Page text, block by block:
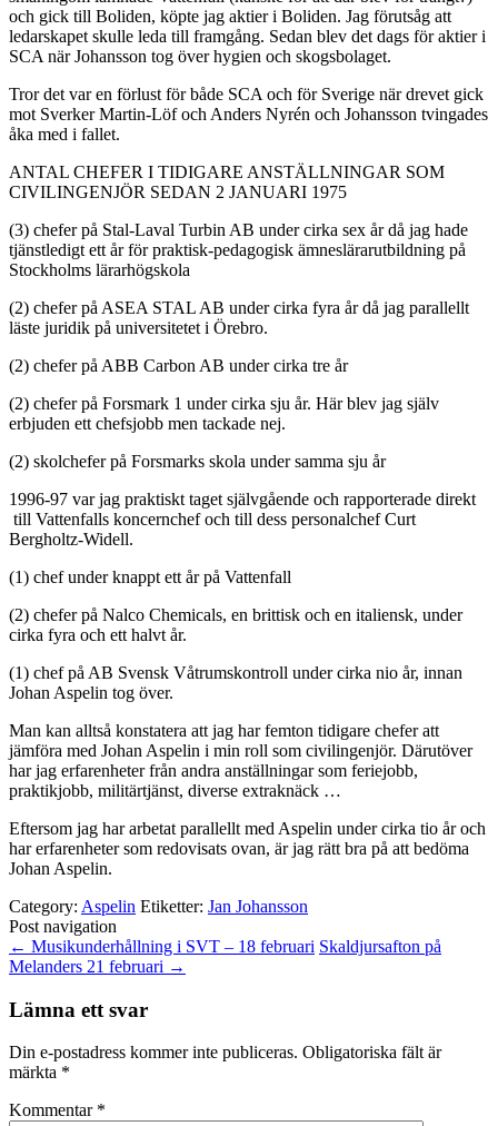
och gick till Boliden, köpte jag aktier i Boliden. Jag förutsåg att
ledarskapet skulle leda till framgång. Sedan blev det dags för aktier i
SCA när Johansson tog över hygien och skogsbolaget.
Tror det var en förlust för både SCA och för Sverige när drevet gick
mot Sverker Martin-Löf och Anders Nyrén och Johansson tvingades
åka med i fallet.
ANTAL CHEFER I TIDIGARE ANSTÄLLNINGAR SOM
CIVILINGENJÖR SEDAN 2 JANUARI 1975
(3) chefer på Stal-Laval Turbin AB under cirka sex år då jag hade
tjänstledigt ett år för praktisk-pedagogisk ämneslärarutbildning på
Stockholms lärarhögskola
(2) chefer på ASEA STAL AB under cirka fyra år då jag parallellt
läste juridik på universitetet i Örebro.
(2) chefer på ABB Carbon AB under cirka tre år
(2) chefer på Forsmark 1 under cirka sju år. Här blev jag själv
erbjuden ett chefsjobb men tackade nej.
(2) skolchefer på Forsmarks skola under samma sju år
1996-97 var jag praktiskt taget självgående och rapporterade direkt
till Vattenfalls koncernchef och till dess personalchef Curt
Bergholtz-Widell.
(1) chef under knappt ett år på Vattenfall
(2) chefer på Nalco Chemicals, en brittisk och en italiensk, under
cirka fyra och ett halvt år.
(1) chef på AB Svensk Våtrumskontroll under cirka nio år, innan
Johan Aspelin tog över.
Man kan alltså konstatera att jag har femton tidigare chefer att
jämföra med Johan Aspelin i min roll som civilingenjör. Därutöver
har jag erfarenheter från andra anställningar som feriejobb,
praktikjobb, militärtjänst, diverse extraknäck …
Eftersom jag har arbetat parallellt med Aspelin under cirka tio år och
har erfarenheter som redovisats ovan, är jag rätt bra på att bedöma
Johan Aspelin.
Category: Aspelin Etiketter: Jan Johansson
Post navigation
← Musikunderhållning i SVT – 18 februari Skaldjursafton på
Melanders 21 februari →
Lämna ett svar
Din e-postadress kommer inte publiceras. Obligatoriska fält är
märkta *
Kommentar *